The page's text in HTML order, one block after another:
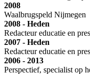
2008
Waalbrugspeld Nijmegen
2008 - Heden
Redacteur educatie en
2007 - Heden
Redacteur educatie en
2006 - 2013
Perspectief, specialist op